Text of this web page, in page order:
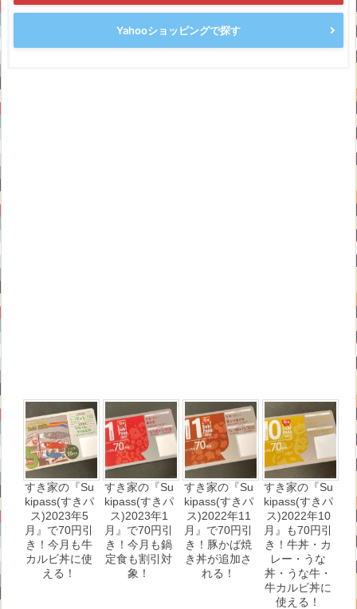
Yahooショッピングで探す
すき家の『Su
kipass(すきパ
ス)2023年5
月』で70円引
き！今月も牛
カルビ丼に使
える！
すき家の『Su
kipass(すきパ
ス)2023年1
月』で70円引
き！今月も鍋
定食も割引対
象！
すき家の『Su
kipass(すきパ
ス)2022年11
月』で70円引
き！豚かば焼
き丼が追加さ
れる！
すき家の『Su
kipass(すきパ
ス)2022年10
月』も70円引
き！牛丼・カ
レー・うな
丼・うな牛・
牛カルビ丼に
使える！